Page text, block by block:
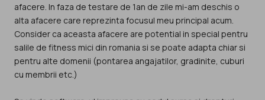
afacere. In faza de testare de 1an de zile mi-am deschis o
alta afacere care reprezinta focusul meu principal acum.
Consider ca aceasta afacere are potential in special pentru
salile de fitness mici din romania si se poate adapta chiar si
pentru alte domenii (pontarea angajatilor, gradinite, cuburi
cu membrii etc.)